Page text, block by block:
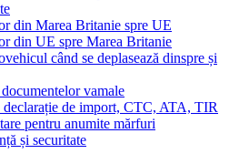
din Marea Britanie spre UE
din UE spre Marea Britanie
când se deplasează dinspre și
vamale
declarație de import, CTC, ATA, TIR
pentru anumite mărfuri
și securitate